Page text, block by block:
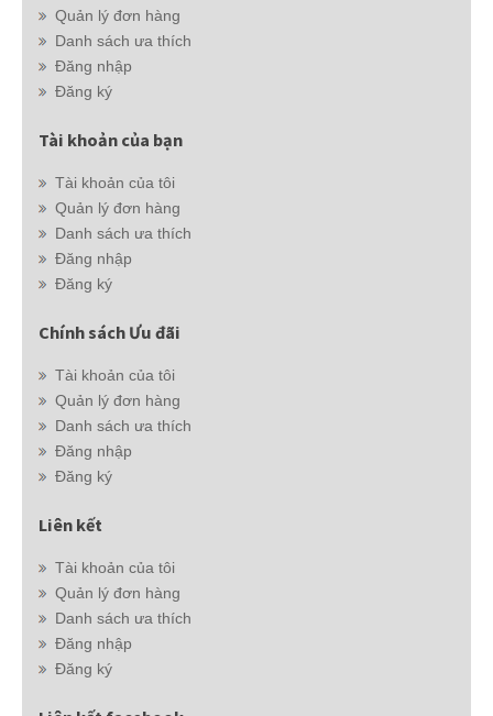
Quản lý đơn hàng
Danh sách ưa thích
Đăng nhập
Đăng ký
Tài khoản của bạn
Tài khoản của tôi
Quản lý đơn hàng
Danh sách ưa thích
Đăng nhập
Đăng ký
Chính sách Ưu đãi
Tài khoản của tôi
Quản lý đơn hàng
Danh sách ưa thích
Đăng nhập
Đăng ký
Liên kết
Tài khoản của tôi
Quản lý đơn hàng
Danh sách ưa thích
Đăng nhập
Đăng ký